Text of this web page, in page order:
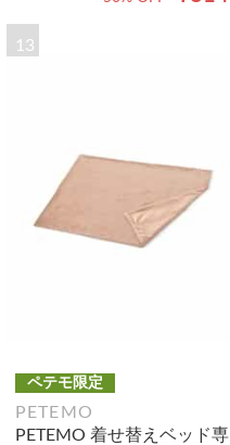
13
ペテモ限定
PETEMO
PETEMO 着せ替えベッド専